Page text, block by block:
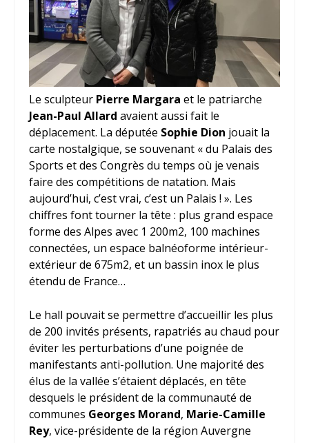
Le sculpteur Pierre Margara et le patriarche
Jean-Paul Allard avaient aussi fait le
déplacement. La députée Sophie Dion jouait la
carte nostalgique, se souvenant « du Palais des
Sports et des Congrès du temps où je venais
faire des compétitions de natation. Mais
aujourd’hui, c’est vrai, c’est un Palais ! ». Les
chiffres font tourner la tête : plus grand espace
forme des Alpes avec 1 200m2, 100 machines
connectées, un espace balnéoforme intérieur-
extérieur de 675m2, et un bassin inox le plus
étendu de France…
Le hall pouvait se permettre d’accueillir les plus
de 200 invités présents, rapatriés au chaud pour
éviter les perturbations d’une poignée de
manifestants anti-pollution. Une majorité des
élus de la vallée s’étaient déplacés, en tête
desquels le président de la communauté de
communes Georges Morand, Marie-Camille
Rey, vice-présidente de la région Auvergne